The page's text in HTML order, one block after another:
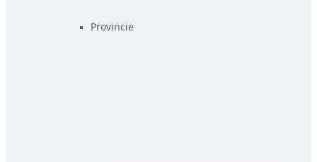
Provincie